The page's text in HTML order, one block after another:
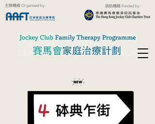
主辦機構 Organised by: 捐助機構 Funded by: